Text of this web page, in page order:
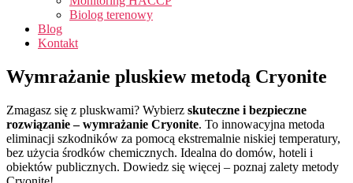
Biolog terenowy
Blog
Kontakt
Wymrażanie pluskiew metodą Cryonite
Zmagasz się z pluskwami? Wybierz skuteczne i bezpieczne
rozwiązanie – wymrażanie Cryonite. To innowacyjna metoda
eliminacji szkodników za pomocą ekstremalnie niskiej temperatury,
bez użycia środków chemicznych. Idealna do domów, hoteli i
obiektów publicznych. Dowiedz się więcej – poznaj zalety metody